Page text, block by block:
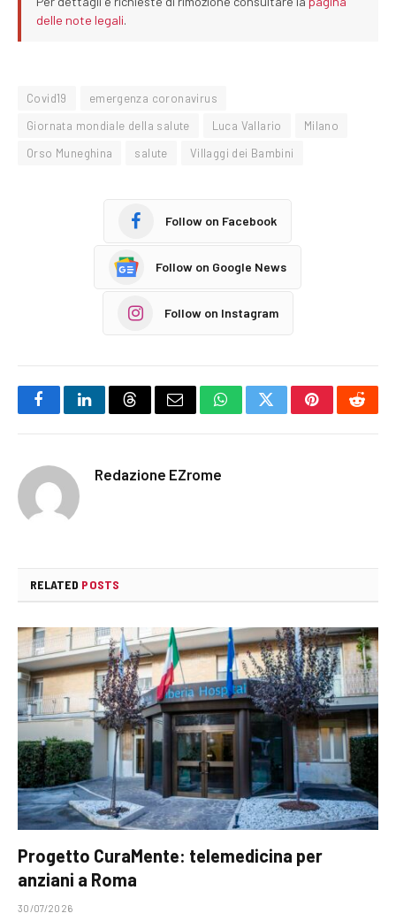
delle note legali.
Covid19
emergenza coronavirus
Giornata mondiale della salute
Luca Vallario
Milano
Orso Muneghina
salute Villaggi dei Bambini
Follow on Facebook
Follow on Google News
Follow on Instagram
FacebookLinkedInThreadsEmail WhatsAppTwitterPinterest
Redazione EZrome
RELATED POSTS
Progetto CuraMente: telemedicina per
anziani a Roma
30/07/2026